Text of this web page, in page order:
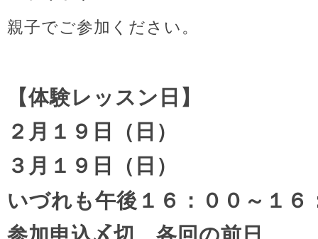
親子でご参加ください。
【体験レッスン日】
２月１９日（日）
３月１９日（日）
いづれも午後１６：００～１６
参加申込〆切 各回の前日